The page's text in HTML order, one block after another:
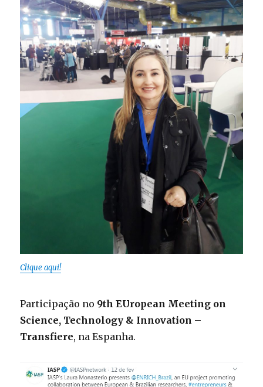
Clique aqui!
Participação no 9th EUropean Meeting on
Science, Technology & Innovation –
Transfiere, na Espanha.